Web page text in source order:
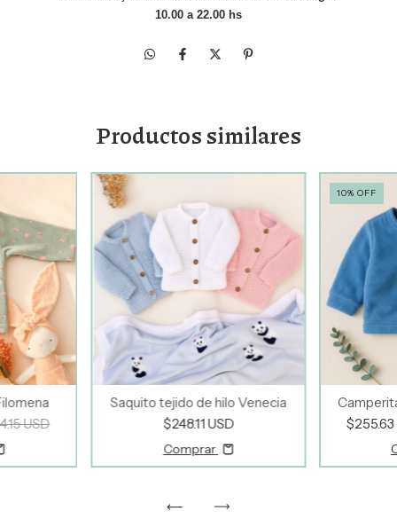
10.00 a 22.00 hs
Productos similares
USD
Saquito tejido de hilo Venecia
$248.11 USD
Comprar
10%OFF